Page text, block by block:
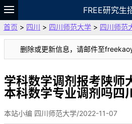
FREE研究生
题库
故事 专题 APP
VIP
资料
首页 > 四川 > 四川师范大学 > 四川师范
删除或更新信息，请邮件至
学科数学调剂报考陕师
本科数学专业调剂吗四川
本站小编 四川师范大学/2022-11-07